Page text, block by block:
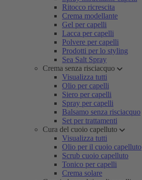
Ritocco ricrescita
Crema modellante
Gel per capelli
Lacca per capelli
Polvere per capelli
Prodotti per lo styling
Sea Salt Spray
Crema senza risciacquo
Visualizza tutti
Olio per capelli
Siero per capelli
Spray per capelli
Balsamo senza risciacquo
Set per trattamenti
Cura del cuoio capelluto
Visualizza tutti
Olio per il cuoio capelluto
Scrub cuoio capelluto
Tonico per capelli
Crema solare